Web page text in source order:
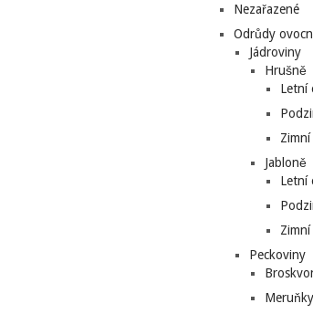
Nezařazené
Odrůdy
Jádroviny
Hrušně
Letní
Jabloně
Letní
Peckoviny
Meruňky